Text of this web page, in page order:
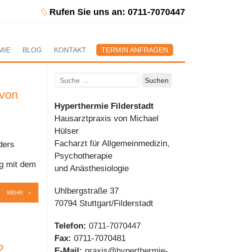
Rufen Sie uns an: 0711-7070447
BLOG KONTAKT TERMIN ANFRAGEN
mit dem
MEHR
Suchen
nach:
Hyperthermie Filderstadt
Hausarztpraxis von Michael
Hülser
Facharzt für Allgemeinmedizin,
Psychotherapie
und Anästhesiologie
Uhlbergstraße 37
70794 Stuttgart/Filderstadt
Telefon: 0711-7070447
Fax: 0711-7070481